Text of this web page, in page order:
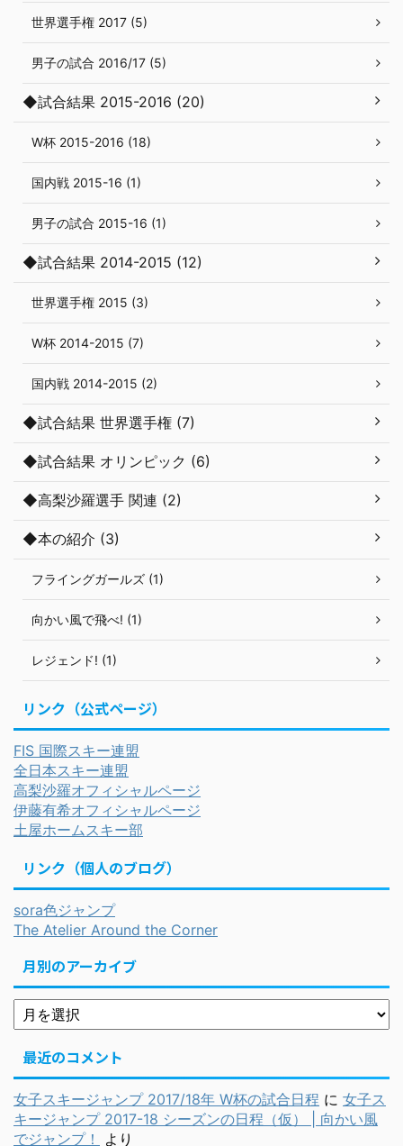
世界選手権 2017 (5)
男子の試合 2016/17 (5)
◆試合結果 2015-2016 (20)
W杯 2015-2016 (18)
国内戦 2015-16 (1)
男子の試合 2015-16 (1)
◆試合結果 2014-2015 (12)
世界選手権 2015 (3)
W杯 2014-2015 (7)
国内戦 2014-2015 (2)
◆試合結果 世界選手権 (7)
◆試合結果 オリンピック (6)
◆高梨沙羅選手 関連 (2)
◆本の紹介 (3)
フライングガールズ (1)
向かい風で飛べ! (1)
レジェンド! (1)
リンク（公式ページ）
FIS 国際スキー連盟
全日本スキー連盟
高梨沙羅オフィシャルページ
伊藤有希オフィシャルページ
土屋ホームスキー部
リンク（個人のブログ）
sora色ジャンプ
The Atelier Around the Corner
月別のアーカイブ
最近のコメント
女子スキージャンプ 2017/18年 W杯の試合日程 に 女子ス
キージャンプ 2017-18 シーズンの日程（仮） | 向かい風
でジャンプ！
より